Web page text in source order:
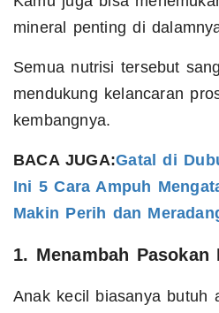
mineral penting di
Semua nutrisi tersebut
mendukung kelancaran
kembangnya.
BACA JUGA:Gatal di
Ini 5 Cara Ampuh
Makin Perih dan
1. Menambah Pasokan
Anak kecil biasanya butuh